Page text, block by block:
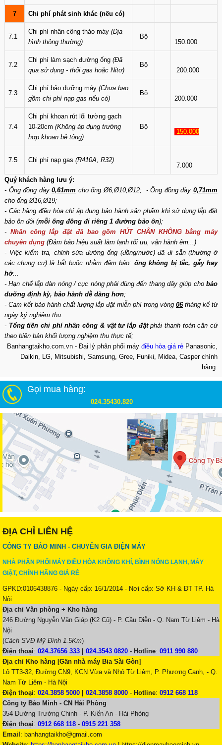
7 Chi phí phát sinh khác (nếu có)
7.1
Chi phí nhân công tháo máy (Địa
hình thông thường)
Bộ
150.000
7.2
Chi phí làm sạch đường ống (Đã
qua sử dụng - thổi gas hoặc Nitơ)
Bộ
200.000
7.3
Chi phí bảo dưỡng máy (Chưa bao
gồm chi phí nạp gas nếu có)
Bộ
200.000
7.4
Chi phí khoan rút lõi tường gạch
10-20cm (Không áp dụng trường
hợp khoan bê tông)
Bộ
150.000
7.5 Chi phí nạp gas (R410A, R32)
7.000
Quý khách hàng lưu ý:
- Ống đồng dày0,61mm cho ống Ø6,Ø10,Ø12; - Ống đồng dày0,71mm
cho ống Ø16,Ø19;
- Các hãng điều hòa chỉ áp dụng bảo hành sản phẩm khi sử dụng lắp đặt
bảo ôn đôi (mỗi ống đồng đi riêng 1 đường bảo ôn);
- Nhân công lắp đặt đã bao gồm HÚT CHÂN KHÔNG bằng máy
chuyên dụng (Đảm bảo hiệu suất làm lạnh tối ưu, vận hành êm...)
- Việc kiểm tra, chỉnh sửa đường ống (đồng/nước) đã đi sẵn (thường ở
các chung cư) là bắt buộc nhằm đảm bảo: ống không bị tắc, gẫy hay
hở...
- Hạn chế lắp dàn nóng / cục nóng phải dùng đến thang dây giúp chobảo
dưỡng định kỳ, bảo hành dễ dàng hơn;
- Cam kết bảo hành chất lượng lắp đặt miễn phí trong vòng 06tháng kể từ
ngày ký nghiệm thu.
- Tổng tiền chi phí nhân công & vật tư lắp đặtphải thanh toán căn cứ
theo biên bản khối lượng nghiệm thu thực tế;
Banhangtaikho.com.vn - Đại lý phân phối máy điều hòa giá rẻ Panasonic,
Daikin, LG, Mitsubishi, Samsung, Gree, Funiki, Midea, Casper chính
hãng
Gọi mua hàng:
024.35430.820
ĐỊA CHỈ LIÊN HỆ
CÔNG TY BẢO MINH - CHUYÊN GIA ĐIỆN MÁY
NHÀ PHÂN PHỐI MÁY ĐIỀU HÒA KHÔNG KHÍ, BÌNH NÓNG LẠNH, MÁY
GIẶT, CHÍNH HÃNG GIÁ RẺ
GPKD:0106438876 - Ngày cấp: 16/1/2014 - Nơi cấp: Sở KH & ĐT TP. Hà
Nội
Địa chỉ Văn phòng + Kho hàng
246 Đường Nguyễn Văn Giáp (K2 Cũ) - P. Cầu Diễn - Q. Nam Từ Liêm - Hà
Nội
(Cách SVĐ Mỹ Đình 1.5Km)
Điện thoại: 024.37656 333 | 024.3543 0820 - Hotline: 0911 990 880
Địa chỉ Kho hàng [Gần nhà máy Bia Sài Gòn]
Lô TT3-32, Đường CN9, KCN Vừa và Nhỏ Từ Liêm, P. Phương Canh, - Q.
Nam Từ Liêm - Hà Nội
Điện thoại: 024.3858 5000 | 024.3858 8000 - Hotline: 0912 668 118
Công ty Bảo Minh - CN Hải Phòng
354 Đường Trường Chinh - P. Kiến An - Hải Phòng
Điện thoại: 0912 668 118 - 0915 221 358
Email: banhangtaikho@gmail.com